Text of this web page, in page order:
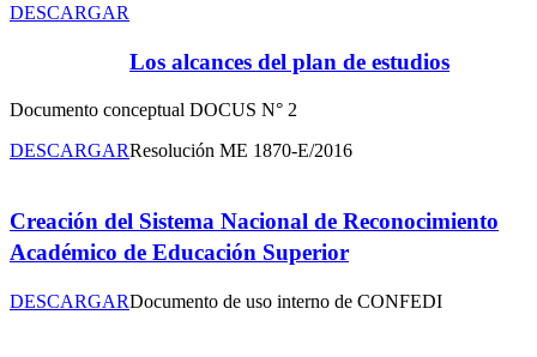
DESCARGAR
Los alcances del plan de estudios
Documento conceptual DOCUS N° 2
DESCARGAR
Creación del Sistema Nacional de Reconocimiento
Académico de Educación Superior
Resolución ME 1870-E/2016
DESCARGARDocumento de uso interno de CONFEDI